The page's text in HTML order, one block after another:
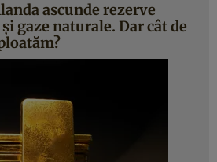
ascunde rezerve
gaze naturale. Dar cât de